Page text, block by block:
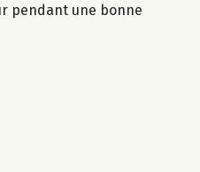
pendant une bonne